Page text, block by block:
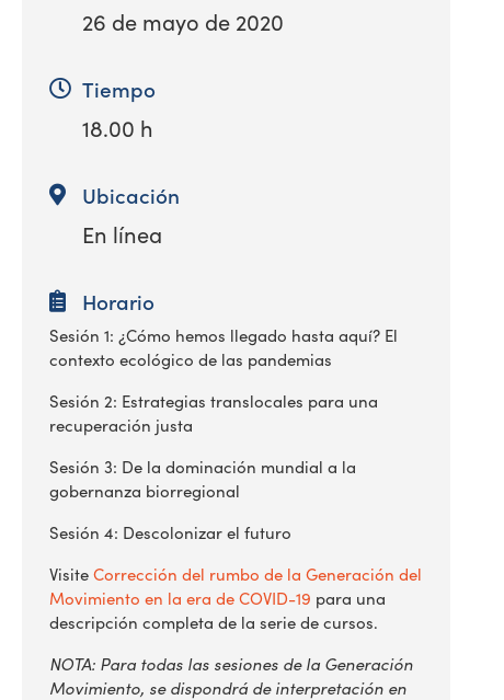
26 de mayo de 2020
Tiempo
18.00 h
Ubicación
En línea
Horario
Sesión 1: ¿Cómo hemos llegado hasta aquí? El
contexto ecológico de las pandemias
Sesión 2: Estrategias translocales para una
recuperación justa
Sesión 3: De la dominación mundial a la
gobernanza biorregional
Sesión 4: Descolonizar el futuro
Visite Corrección del rumbo de la Generación del
Movimiento en la era de COVID-19 para una
descripción completa de la serie de cursos.
NOTA: Para todas las sesiones de la Generación
Movimiento, se dispondrá de interpretación en